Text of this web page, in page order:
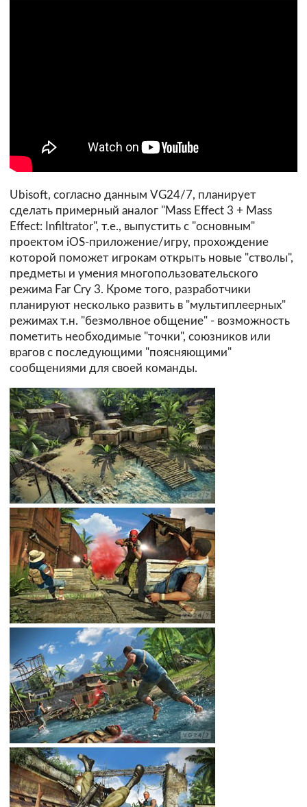
Ubisoft, согласно данным VG24/7, планирует
сделать примерный аналог "Mass Effect 3 + Mass
Effect: Infiltrator", т.е., выпустить с "основным"
проектом iOS-приложение/игру, прохождение
которой поможет игрокам открыть новые "стволы",
предметы и умения многопользовательского
режима Far Сry 3. Кроме того, разработчики
планируют несколько развить в "мультиплеерных"
режимах т.н. "безмолвное общение" - возможность
пометить необходимые "точки", союзников или
врагов с последующими "поясняющими"
сообщениями для своей команды.